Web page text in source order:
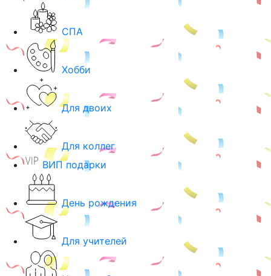
СПА
Хобби
Для двоих
Для коллег
ВИП подарки
День рождения
Для учителей